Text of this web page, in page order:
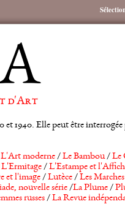
d'Art
et 1940. Elle peut être
L'Art moderne/Le Bambou/Le
L'Ermitage/L'Estampe et
et l'image/Lutèce/Les
nouvelle série/La Plume/
russes/La Revue